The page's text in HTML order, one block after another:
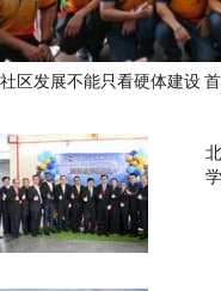
社区发展不能只看硬体建设